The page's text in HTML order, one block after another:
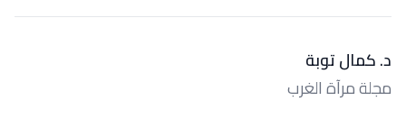
د. كمال توبة
مجلة مرآة الغرب